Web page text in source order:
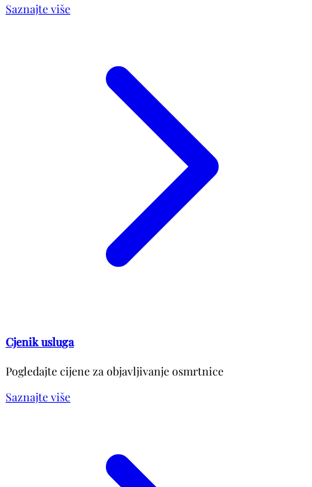
Saznajte više
Cjenik usluga
Pogledajte cijene za objavljivanje osmrtnice
Saznajte više